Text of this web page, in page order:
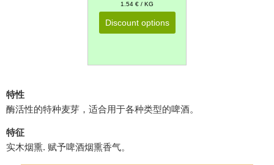
1.54 € / KG
Discount options
特性
酶活性的特种麦芽，适合用于各种类型的啤酒。
特征
实木烟熏. 赋予啤酒烟熏香气。